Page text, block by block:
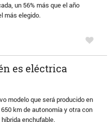
un 56% más que el año
más elegido.
es eléctrica
modelo que será producido en
km de autonomía y otra con
enchufable.